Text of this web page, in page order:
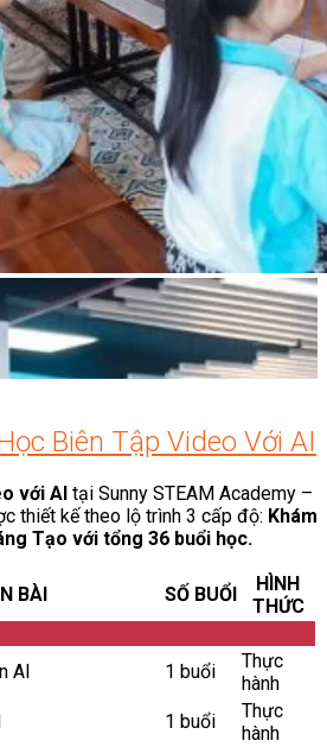
Biên Tập Video Với AI
với AI tại Sunny STEAM Academy –
thiết kế theo lộ trình 3 cấp độ: Khám
Tạo với tổng 36 buổi học.
BÀI SỐ BUỔI
HÌNH
THỨC
AI 1 buổi
Thực
hành
1 buổi
Thực
hành